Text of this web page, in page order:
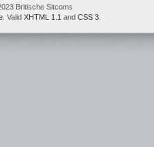
Britische Sitcoms
. Valid XHTML 1.1 and CSS 3